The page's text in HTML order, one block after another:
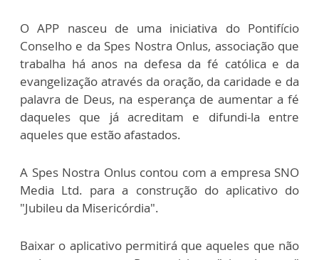
O APP nasceu de uma iniciativa do Pontifício
Conselho e da Spes Nostra Onlus, associação que
trabalha há anos na defesa da fé católica e da
evangelização através da oração, da caridade e da
palavra de Deus, na esperança de aumentar a fé
daqueles que já acreditam e difundi-la entre
aqueles que estão afastados.
A Spes Nostra Onlus contou com a empresa SNO
Media Ltd. para a construção do aplicativo do
"Jubileu da Misericórdia".
Baixar o aplicativo permitirá que aqueles que não